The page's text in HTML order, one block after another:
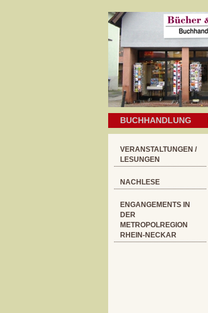
BUCHHANDLUNG
VERANSTALTUNGEN /
LESUNGEN
NACHLESE
ENGANGEMENTS IN
DER
METROPOLREGION
RHEIN-NECKAR